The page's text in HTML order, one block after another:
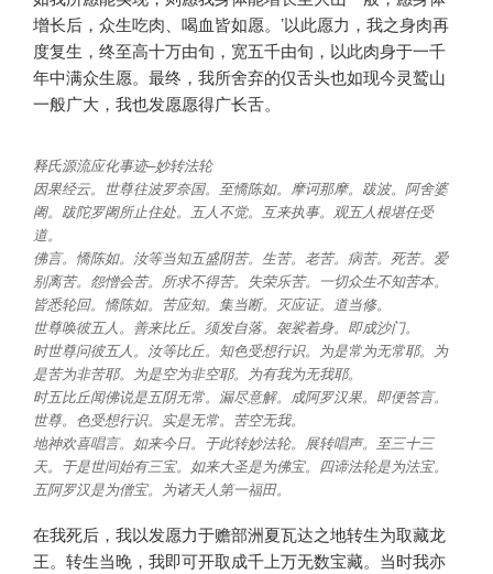
增长后，众生吃肉、喝血皆如愿。’以此愿力，我之身肉再
度复生，终至高十万由旬，宽五千由旬，以此肉身于一千
年中满众生愿。最终，我所舍弃的仅舌头也如现今灵鹫山
一般广大，我也发愿愿得广长舌。
释氏源流应化事迹–妙转法轮
因果经云。世尊往波罗奈国。至憍陈如。摩诃那摩。跋波。阿舍婆
阇。跋陀罗阇所止住处。五人不觉。互来执事。观五人根堪任受
道。
佛言。憍陈如。汝等当知五盛阴苦。生苦。老苦。病苦。死苦。爱
别离苦。怨憎会苦。所求不得苦。失荣乐苦。一切众生不知苦本。
皆悉轮回。憍陈如。苦应知。集当断。灭应证。道当修。
世尊唤彼五人。善来比丘。须发自落。袈裟着身。即成沙门。
时世尊问彼五人。汝等比丘。知色受想行识。为是常为无常耶。为
是苦为非苦耶。为是空为非空耶。为有我为无我耶。
时五比丘闻佛说是五阴无常。漏尽意解。成阿罗汉果。即便答言。
世尊。色受想行识。实是无常。苦空无我。
地神欢喜唱言。如来今日。于此转妙法轮。展转唱声。至三十三
天。于是世间始有三宝。如来大圣是为佛宝。四谛法轮是为法宝。
五阿罗汉是为僧宝。为诸天人第一福田。
在我死后，我以发愿力于赡部洲夏瓦达之地转生为取藏龙
王。转生当晚，我即可开取成千上万无数宝藏。当时我亦